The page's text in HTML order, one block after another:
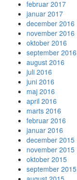
februar 2017
januar 2017
december 2016
november 2016
oktober 2016
september 2016
august 2016
juli 2016
juni 2016
maj 2016
april 2016
marts 2016
februar 2016
januar 2016
december 2015
november 2015
oktober 2015
september 2015